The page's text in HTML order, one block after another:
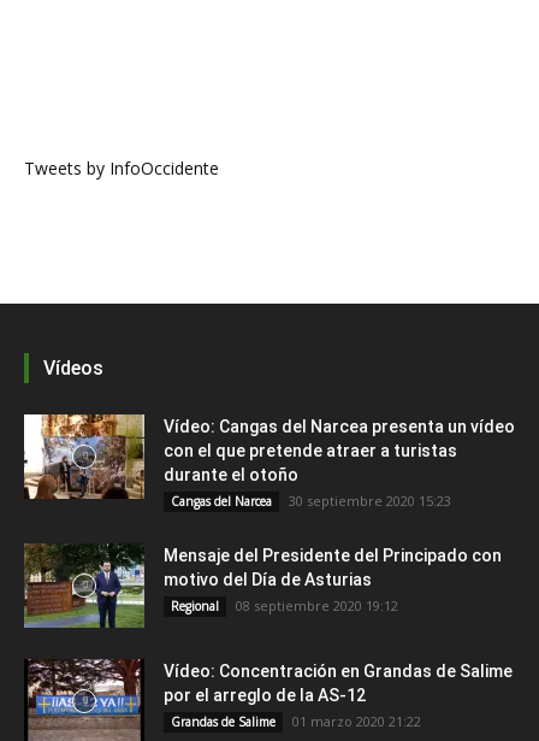
Tweets by InfoOccidente
Vídeos
Vídeo: Cangas del Narcea presenta un vídeo
con el que pretende atraer a turistas
durante el otoño
Cangas del Narcea 30 septiembre 2020 15:23
Mensaje del Presidente del Principado con
motivo del Día de Asturias
Regional 08 septiembre 2020 19:12
Vídeo: Concentración en Grandas de Salime
por el arreglo de la AS-12
Grandas de Salime 01 marzo 2020 21:22